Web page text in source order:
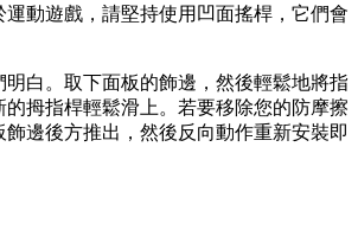
動遊戲，請堅持使用凹面搖桿，它們會
明白。取下面板的飾邊，然後輕鬆地將指
拇指桿輕鬆滑上。若要移除您的防摩擦
邊後方推出，然後反向動作重新安裝即